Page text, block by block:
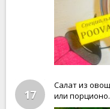
17
Салат из
или